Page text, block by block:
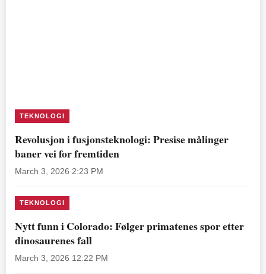
TEKNOLOGI
Revolusjon i fusjonsteknologi: Presise målinger
baner vei for fremtiden
March 3, 2026 2:23 PM
TEKNOLOGI
Nytt funn i Colorado: Følger primatenes spor etter
dinosaurenes fall
March 3, 2026 12:22 PM